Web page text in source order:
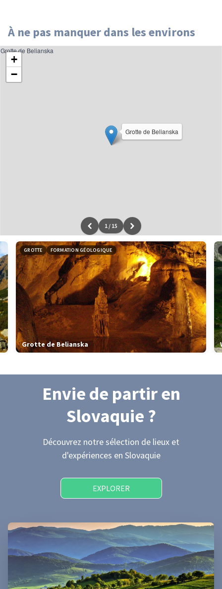
À ne pas manquer dans les environs
Grotte de Belianska
+
−
Leaflet|données ©OpenStreetMap/ODbL - renduOSM France
Grotte de Belianska
1 / 15
GROTTE FORMATION GÉOLOGIQUE
Grotte de Belianska
Envie de partiren
Slovaquie ?
Découvrez notre sélection de lieux et
d'expériences en Slovaquie
EXPLORER